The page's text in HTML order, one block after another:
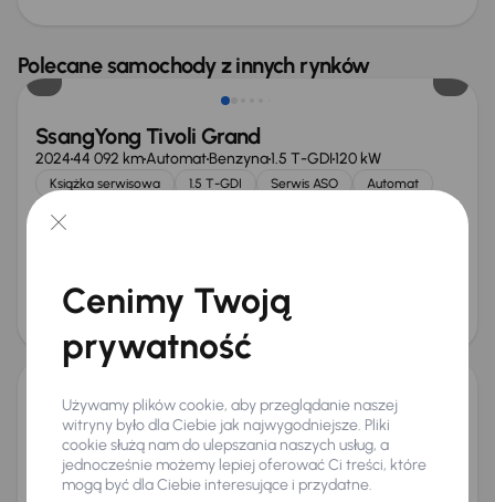
Polecane samochody z innych rynków
SsangYong Tivoli Grand
202444 092 kmAutomatBenzyna1.5 T-GDI120 kW
Książka serwisowa 1.5 T-GDI Serwis ASO
Automat
+4 kolejnych
Miesięczna rata
Cena
78 500 zł
SsangYong Tivoli Grand
202347 682 km AutomatBenzyna1.5 T-GDI120 kW
Od pierwszego właściciela Książka serwisowa
1.5 T-GDI
1. Właściciel
+6 kolejnych
Cenimy Twoją
prywatność
Używamy plików cookie, aby przeglądanie naszej
witryny było dla Ciebie jak najwygodniejsze. Pliki
cookie służą nam do ulepszania naszych usług, a
jednocześnie możemy lepiej oferować Ci treści, które
mogą być dla Ciebie interesujące i przydatne.